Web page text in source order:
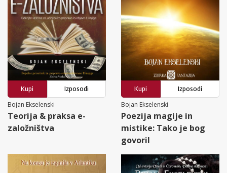
Kupi
Izposodi
Bojan Ekselenski
Teorija & praksa e-
založništva
Kupi
Izposodi
Bojan Ekselenski
Poezija magije in
mistike: Tako je bog
govoril